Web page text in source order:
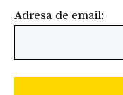
Adresa de email: